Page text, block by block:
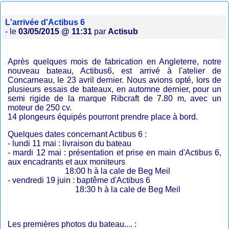
L'arrivée d'Actibus 6
- le03/05/2015 @ 11:31 parActisub
Après quelques mois de fabrication en Angleterre, notre
nouveau bateau, Actibus6, est arrivé à l'atelier de
Concarneau, le 23 avril dernier. Nous avions opté, lors de
plusieurs essais de bateaux, en automne dernier, pour un
semi rigide de la marque Ribcraft de 7.80 m, avec un
moteur de 250 cv.
14 plongeurs équipés pourront prendre place à bord.
Quelques dates concernant Actibus 6 :
- lundi 11 mai : livraison du bateau
- mardi 12 mai : présentation et prise en main d'Actibus 6,
aux encadrants et aux moniteurs
18:00 h à la cale de Beg Meil
- vendredi 19 juin : baptême d'Actibus 6
18:30 h à la cale de Beg Meil
Les premières photos du bateau.... :